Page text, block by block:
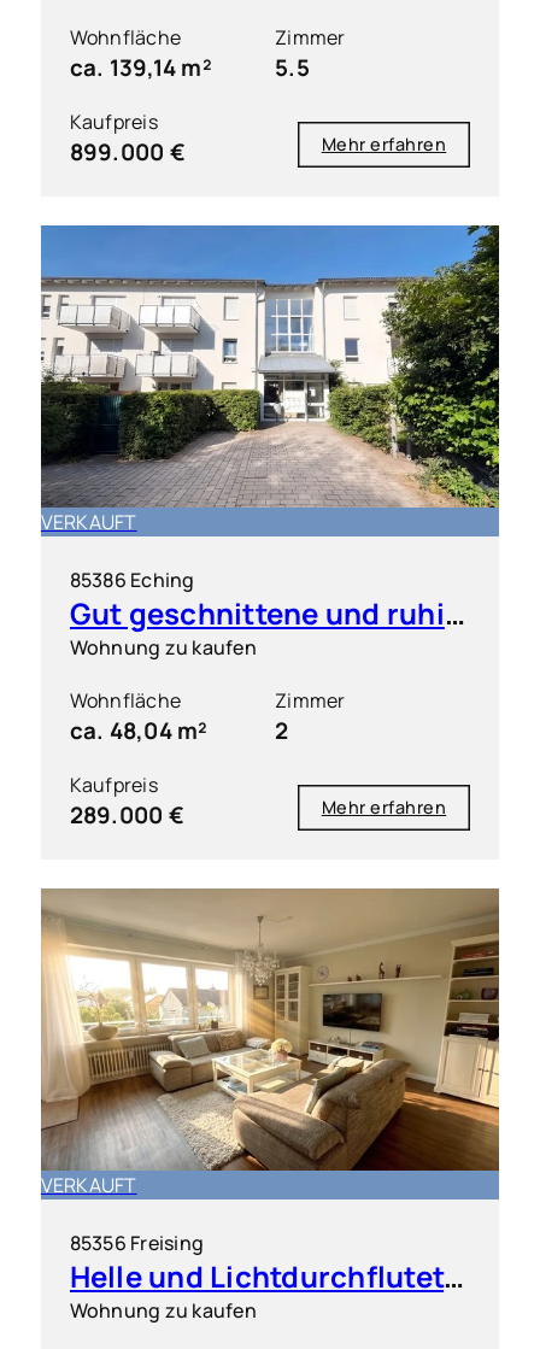
Wohnfläche
ca. 139,14 m²
Zimmer
5.5
Kaufpreis
899.000 € Mehr erfahren
VERKAUFT
85386 Eching
Gut geschnittene und ruhig gelegene 2 Zimmer-Wohnung mit S/O-Balkon
Wohnung zu kaufen
Wohnfläche
ca. 48,04 m²
Zimmer
2
Kaufpreis
289.000 € Mehr erfahren
VERKAUFT
85356 Freising
Helle und Lichtdurchflutete 4 Zimmer Wohnung mit großem Süd-Westbalkon
Wohnung zu kaufen